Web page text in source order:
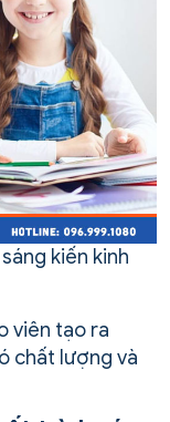
kiến kinh
viên tạo ra
chất lượng và